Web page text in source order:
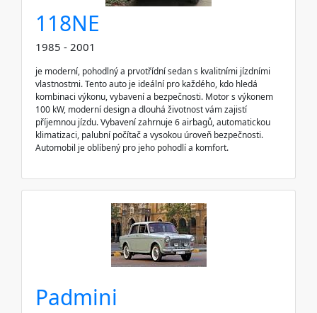
118NE
1985 - 2001
je moderní, pohodlný a prvotřídní sedan s kvalitními jízdními
vlastnostmi. Tento auto je ideální pro každého, kdo hledá
kombinaci výkonu, vybavení a bezpečnosti. Motor s výkonem
100 kW, moderní design a dlouhá životnost vám zajistí
příjemnou jízdu. Vybavení zahrnuje 6 airbagů, automatickou
klimatizaci, palubní počítač a vysokou úroveň bezpečnosti.
Automobil je oblíbený pro jeho pohodlí a komfort.
Padmini